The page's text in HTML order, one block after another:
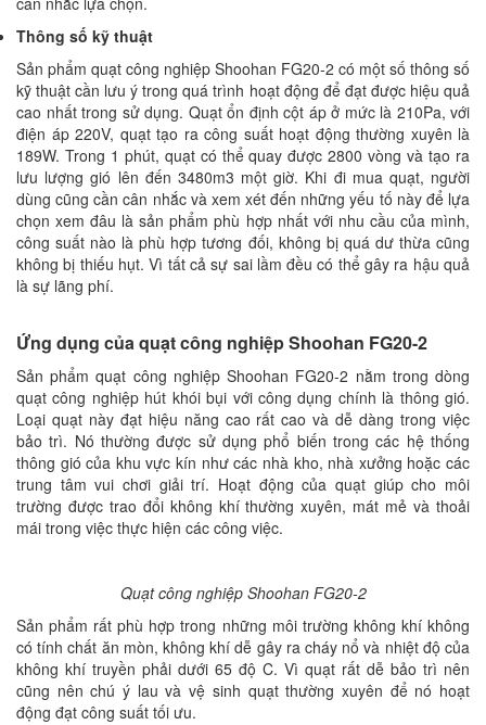
Thông số kỹ thuật
Sản phẩm quạt công nghiệp Shoohan FG20-2 có một số thông số
kỹ thuật cần lưu ý trong quá trình hoạt động để đạt được hiệu quả
cao nhất trong sử dụng. Quạt ổn định cột áp ở mức là 210Pa, với
điện áp 220V, quạt tạo ra công suất hoạt động thường xuyên là
189W. Trong 1 phút, quạt có thể quay được 2800 vòng và tạo ra
lưu lượng gió lên đến 3480m3 một giờ. Khi đi mua quạt, người
dùng cũng cần cân nhắc và xem xét đến những yếu tố này để lựa
chọn xem đâu là sản phẩm phù hợp nhất với nhu cầu của mình,
công suất nào là phù hợp tương đối, không bị quá dư thừa cũng
không bị thiếu hụt. Vì tất cả sự sai lầm đều có thể gây ra hậu quả
là sự lãng phí.
Ứng dụng của quạt công nghiệp Shoohan FG20-2
Sản phẩm quạt công nghiệp Shoohan FG20-2 nằm trong dòng
quạt công nghiệp hút khói bụi với công dụng chính là thông gió.
Loại quạt này đạt hiệu năng cao rất cao và dễ dàng trong việc
bảo trì. Nó thường được sử dụng phổ biến trong các hệ thống
thông gió của khu vực kín như các nhà kho, nhà xưởng hoặc các
trung tâm vui chơi giải trí. Hoạt động của quạt giúp cho môi
trường được trao đổi không khí thường xuyên, mát mẻ và thoải
mái trong việc thực hiện các công việc.
Quạt công nghiệp Shoohan FG20-2
Sản phẩm rất phù hợp trong những môi trường không khí không
có tính chất ăn mòn, không khí dễ gây ra cháy nổ và nhiệt độ của
không khí truyền phải dưới 65 độ C. Vì quạt rất dễ bảo trì nên
cũng nên chú ý lau và vệ sinh quạt thường xuyên để nó hoạt
động đạt công suất tối ưu.